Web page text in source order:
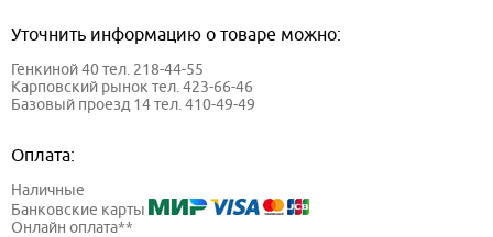
Уточнить информацию о товаре можно:
Генкиной 40 тел. 218-44-55
Карповский рынок тел. 423-66-46
Базовый проезд 14 тел. 410-49-49
Оплата:
Наличные
Банковские карты
Онлайн оплата**